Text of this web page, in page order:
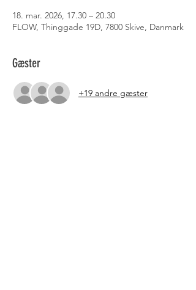
18. mar. 2026, 17.30 – 20.30
FLOW, Thinggade 19D, 7800 Skive, Danmark
Gæster
+19 andre gæster